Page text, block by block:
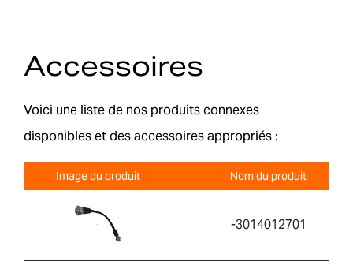
Accessoires
Voici une liste de nos produits connexes
disponibles et des accessoires appropriés :
Image du produit Nom du produit
-3014012701